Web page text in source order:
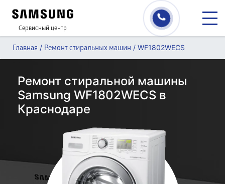
Сервисный центр
Главная / Ремонт стиральных машин / WF1802WECS
Ремонт стиральной машины
Samsung WF1802WECS в
Краснодаре